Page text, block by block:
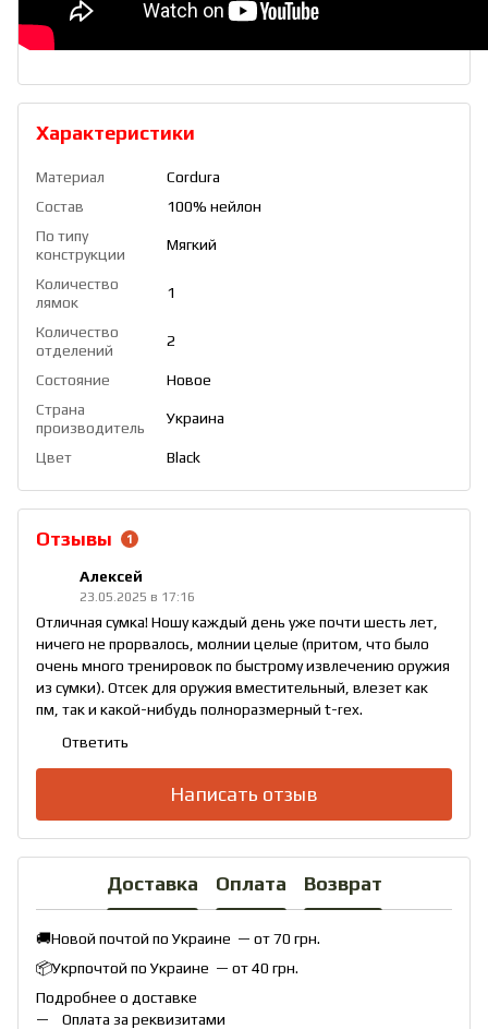
Характеристики
Материал
Cordura
Состав
100% нейлон
По типу
конструкции
Мягкий
Количество
лямок
1
Количество
отделений
2
Состояние
Новое
Страна
производитель
Украина
Цвет Black
Отзывы 1
Алексей
23.05.2025 в 17:16
Отличная сумка! Ношу каждый день уже почти шесть лет,
ничего не прорвалось, молнии целые (притом, что было
очень много тренировок по быстрому извлечению оружия
из сумки). Отсек для оружия вместительный, влезет как
пм, так и какой-нибудь полноразмерный t-rex.
Ответить
Написать отзыв
Доставка Оплата Возврат
🚚Новой почтой по Украине — от 70 грн.
📦Укрпочтой по Украине — от 40 грн.
Подробнее о доставке
Оплата за реквизитами